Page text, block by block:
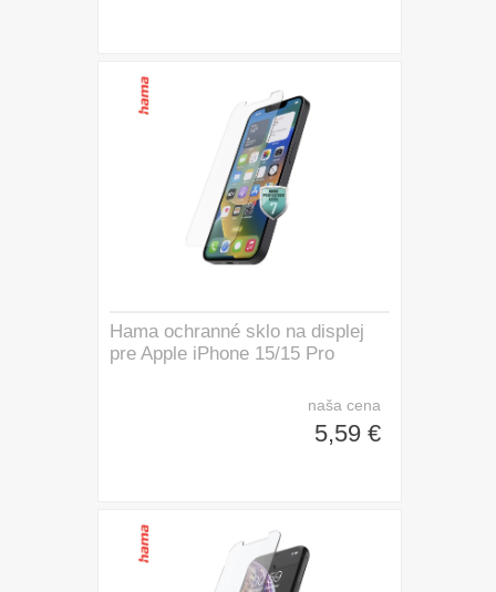
Hama ochranné sklo na displej
pre Apple iPhone 15/15 Pro
naša cena
5,59 €